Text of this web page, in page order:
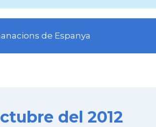
de Espanya
del 2012